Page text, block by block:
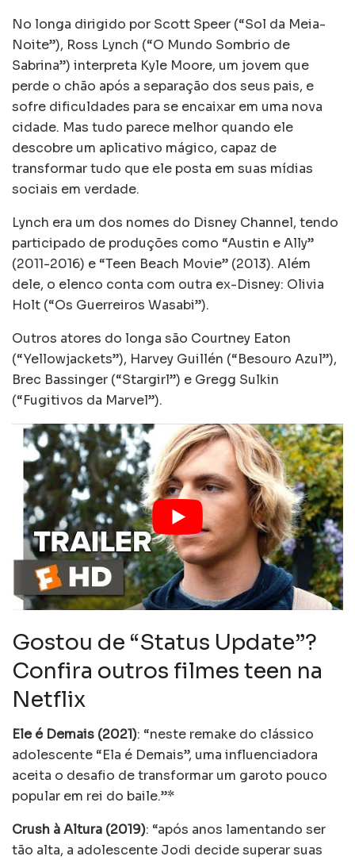
No longa dirigido por Scott Speer (“Sol da Meia-
Noite”), Ross Lynch (“O Mundo Sombrio de
Sabrina”) interpreta Kyle Moore, um jovem que
perde o chão após a separação dos seus pais, e
sofre dificuldades para se encaixar em uma nova
cidade. Mas tudo parece melhor quando ele
descobre um aplicativo mágico, capaz de
transformar tudo que ele posta em suas mídias
sociais em verdade.
Lynch era um dos nomes do Disney Channel, tendo
participado de produções como “Austin e Ally”
(2011-2016) e “Teen Beach Movie” (2013). Além
dele, o elenco conta com outra ex-Disney: Olivia
Holt (“Os Guerreiros Wasabi”).
Outros atores do longa são Courtney Eaton
(“Yellowjackets”), Harvey Guillén (“Besouro Azul”),
Brec Bassinger (“Stargirl”) e Gregg Sulkin
(“Fugitivos da Marvel”).
Gostou de “Status Update”?
Confira outros filmes teen na
Netflix
Ele é Demais (2021): “neste remake do clássico
adolescente “Ela é Demais”, uma influenciadora
aceita o desafio de transformar um garoto pouco
popular em rei do baile.”*
Crush à Altura (2019): “após anos lamentando ser
tão alta, a adolescente Jodi decide superar suas